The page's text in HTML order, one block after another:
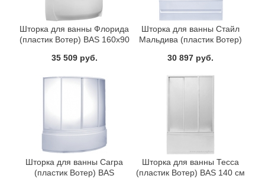
Шторка для ванны Флорида
(пластик Вотер) BAS 160х90
35 509 руб.
Шторка для ванны Стайл
Мальдива (пластик Вотер)
30 897 руб.
Шторка для ванны Сагра
(пластик Вотер) BAS
Шторка для ванны Тесса
(пластик Вотер) BAS 140 см